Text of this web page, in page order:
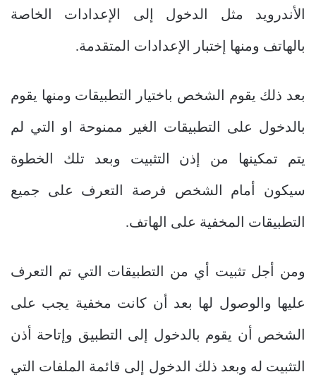
الأندرويد مثل الدخول إلى الإعدادات الخاصة
بالهاتف ومنها إختبار الإعدادات المتقدمة.
بعد ذلك يقوم الشخص باختيار التطبيقات ومنها يقوم
بالدخول على التطبيقات الغير ممنوحة او التي لم
يتم تمكينها من إذن التثبيت وبعد تلك الخطوة
سيكون أمام الشخص فرصة التعرف على جميع
التطبيقات المخفية على الهاتف.
ومن أجل تثبيت أي من التطبيقات التي تم التعرف
عليها والوصول لها بعد أن كانت مخفية يجب على
الشخص أن يقوم بالدخول إلى التطبيق وإتاحة أذن
التثبيت له وبعد ذلك الدخول إلى قائمة الملفات التي